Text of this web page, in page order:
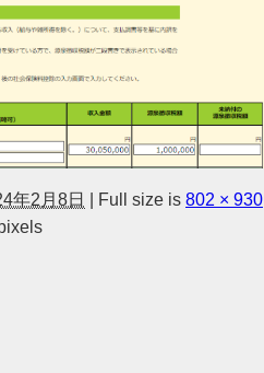
年2月8日 Full size is 802 × 930